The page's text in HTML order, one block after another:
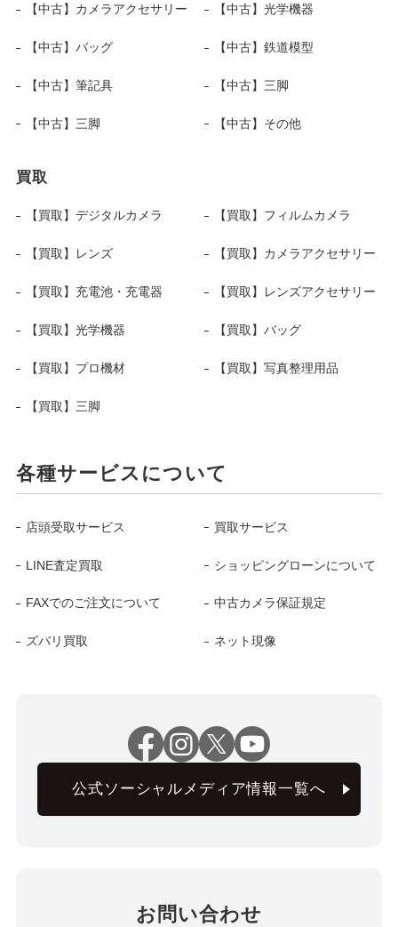
【中古】カメラアクセサリー 【中古】光学機器
【中古】バッグ 【中古】鉄道模型
【中古】筆記具 【中古】三脚
【中古】三脚 【中古】その他
買取
【買取】デジタルカメラ 【買取】フィルムカメラ
【買取】レンズ 【買取】カメラアクセサリー
【買取】充電池・充電器 【買取】レンズアクセサリー
【買取】光学機器 【買取】バッグ
【買取】プロ機材 【買取】写真整理用品
【買取】三脚
各種サービスについて
店頭受取サービス 買取サービス
LINE査定買取 ショッピングローンについて
FAXでのご注文について 中古カメラ保証規定
ズバリ買取 ネット現像
公式ソーシャルメディア情報一覧へ
お問い合わせ